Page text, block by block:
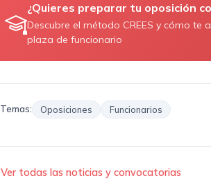
¿Quieres preparar tu oposición
Descubre el método CREES y cómo te
plaza de funcionario
Temas: Oposiciones Funcionarios
Ver todas las noticias y convocatorias